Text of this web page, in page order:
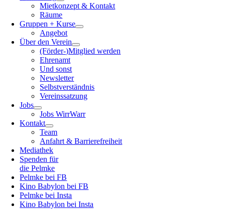
Mietkonzept & Kontakt
Räume
Gruppen + Kurse
Angebot
Über den Verein
(Förder-)Mitglied werden
Ehrenamt
Und sonst
Newsletter
Selbstverständnis
Vereinssatzung
Jobs
Jobs WirrWarr
Kontakt
Team
Anfahrt & Barrierefreiheit
Mediathek
Spenden für
die Pelmke
Pelmke bei FB
Kino Babylon bei FB
Pelmke bei Insta
Kino Babylon bei Insta